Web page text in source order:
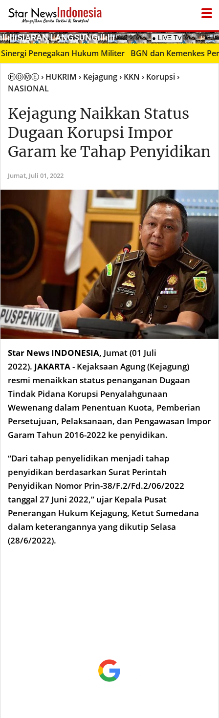
­ıllıllıS͙I͙A͙R͙A͙N͙ L͙A͙N͙G͙S͙U͙N͙G͙ıllıllı ● LIVΞ Tᐯ
Penegakan Hukum Militer BGN dan Kemenkes
ⒽⓄⓂⒺ› HUKRIM › Kejagung› KKN › Korupsi›
NASIONAL
Kejagung Naikkan Status
Dugaan Korupsi Impor
Garam ke Tahap Penyidikan
Jumat, Juli 01, 2022
Star News INDONESIA, Jumat(01 Juli
2022). JAKARTA- Kejaksaan Agung (Kejagung)
resmi menaikkan status penanganan Dugaan
Tindak Pidana Korupsi Penyalahgunaan
Wewenang dalam Penentuan Kuota, Pemberian
Persetujuan, Pelaksanaan, dan Pengawasan Impor
Garam Tahun 2016-2022 ke penyidikan.
“Dari tahap penyelidikan menjadi tahap
penyidikan berdasarkan Surat Perintah
Penyidikan Nomor Prin-38/F.2/Fd.2/06/2022
tanggal 27 Juni 2022,” ujar Kepala Pusat
Penerangan Hukum Kejagung, Ketut Sumedana
dalam keterangannya yang dikutip Selasa
(28/6/2022).